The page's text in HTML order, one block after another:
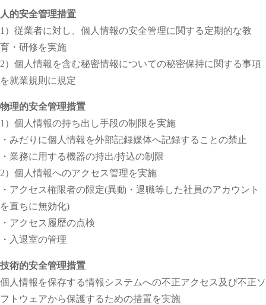
人的安全管理措置
1）従業者に対し、個人情報の安全管理に関する定期的な教
育・研修を実施
2）個人情報を含む秘密情報についての秘密保持に関する事項
を就業規則に規定
物理的安全管理措置
1）個人情報の持ち出し手段の制限を実施
・みだりに個人情報を外部記録媒体へ記録することの禁止
・業務に用する機器の持出/持込の制限
2）個人情報へのアクセス管理を実施
・アクセス権限者の限定(異動・退職等した社員のアカウント
を直ちに無効化)
・アクセス履歴の点検
・入退室の管理
技術的安全管理措置
個人情報を保存する情報システムへの不正アクセス及び不正ソ
フトウェアから保護するための措置を実施